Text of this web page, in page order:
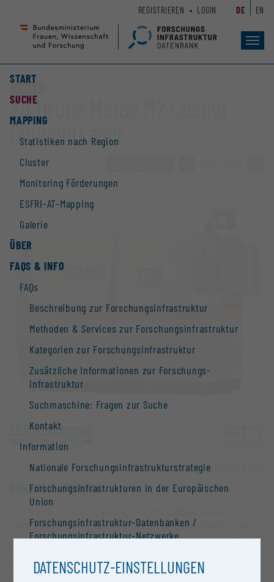
Seiteninhalt
Accesskey
Hauptnavigation
Accesskey
START
SUCHE
MAPPING
Statistiken nach Region
Cluster
Monitoring Förderungen
ESFRI-AT-Mapping
Galerie
ÜBER
FAQS & INFO
FAQs
Beschreibung zur Forschungs­infrastruktur
Methoden & Services zur Forschungs­infrastruktur
Kategorien zur Forschungs­infrastruktur
Zusätzliche Informationen zur Forschungs­
infrastruktur
Suchmaschine: Fragen zur Suche
Kontakt
Information
Nationale Forschungs­infrastruktur­strategie
Forschungs­infrastrukturen in der Europäischen
Union
Forschungs­infrastruktur-Datenbanken /
Forschungs­infrastruktur-Netzwerke
Evaluierungsstudie 2022
REGISTRIEREN LOGIN DE EN
3D Druck Metall M2 Cusing
ConceptLaser
FH Oberösterreich
Wels |Website
OPEN FOR COLLABORATION
KURZBESCHREIBUNG
dem Laser-Schmelz-Verfahren mittels eines Laser
Cusing Schmelzprozesses (mit Bauraumheizung 600
vollständig aufgeschmolzen und es entstehen
DATENSCHUTZ-EINSTELLUNGEN